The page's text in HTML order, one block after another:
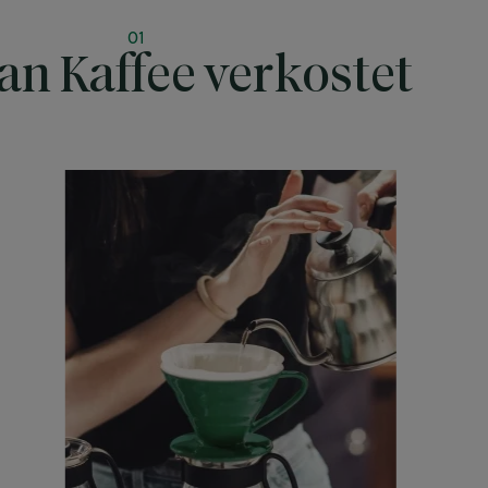
01
Kaffee verkostet